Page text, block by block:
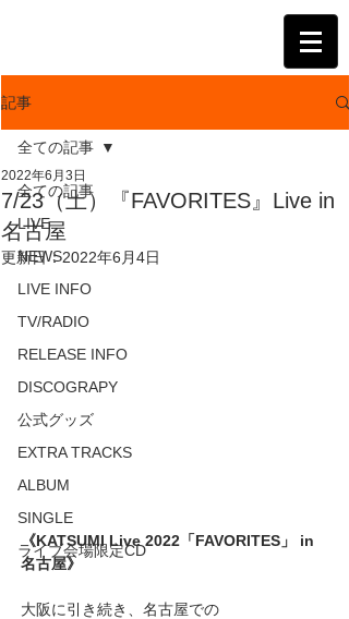
記事
全ての記事
LIVE
NEWS
LIVE INFO
TV/RADIO
RELEASE INFO
DISCOGRAPY
公式グッズ
EXTRA TRACKS
ALBUM
SINGLE
ライブ会場限定CD
全ての記事
7/23（土）『FAVORITES』Live in
名古屋
2022年6月3日
更新日：2022年6月4日
《KATSUMI Live 2022「FAVORITES」 in
名古屋》
大阪に引き続き、名古屋での